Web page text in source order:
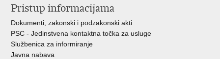
Pristup informacijama
Dokumenti, zakonski i podzakonski akti
PSC - Jedinstvena kontaktna točka za usluge
Službenica za informiranje
Javna nabava